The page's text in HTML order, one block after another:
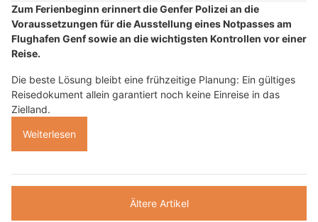
Zum Ferienbeginn erinnert die Genfer Polizei an die
Voraussetzungen für die Ausstellung eines Notpasses am
Flughafen Genf sowie an die wichtigsten Kontrollen vor einer
Reise.
Die beste Lösung bleibt eine frühzeitige Planung: Ein gültiges
Reisedokument allein garantiert noch keine Einreise in das
Zielland.
Weiterlesen
Ältere Artikel